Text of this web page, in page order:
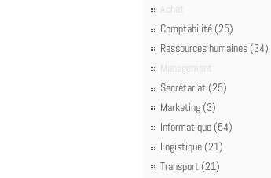
Achat
Comptabilité (25)
Ressources humaines (34)
Management
Secrétariat (25)
Marketing (3)
Informatique (54)
Logistique (21)
Transport (21)